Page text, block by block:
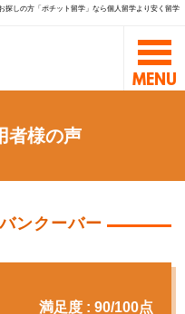
探しの方「ポチット留学」なら個人留学より安く留学
者様の声
ンクーバー
満足度 : 90/100点